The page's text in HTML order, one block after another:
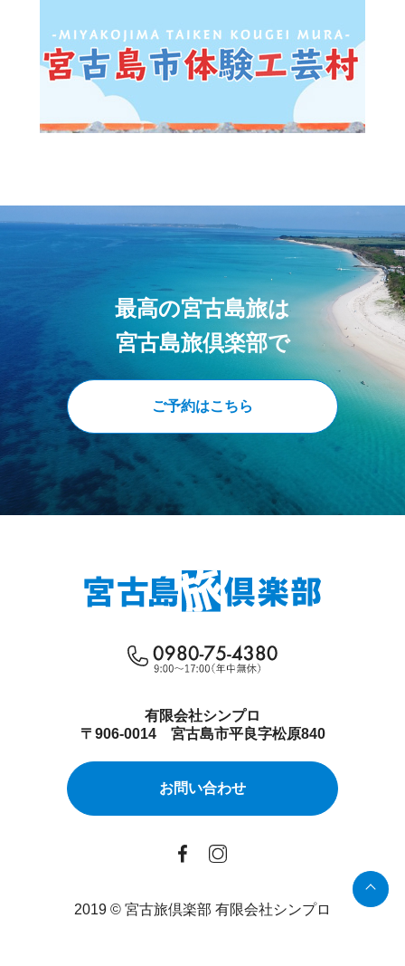
最高の宮古島旅は
宮古島旅倶楽部で
ご予約はこちら
有限会社シンプロ
〒906-0014 宮古島市平良字松原840
お問い合わせ
2019 © 宮古旅倶楽部 有限会社シンプロ